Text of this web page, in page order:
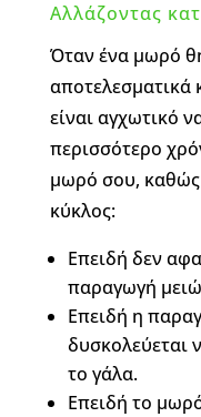
Αλλάζοντας
Όταν ένα μωρό
αποτελεσματικά
είναι αγχωτικό
περισσότερο
μωρό σου, καθώς
κύκλος:
Επειδή δεν
παραγωγή
Επειδή η
δυσκολεύεται
το γάλα.
Επειδή το